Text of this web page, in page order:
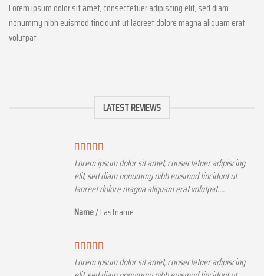
Lorem ipsum dolor sit amet, consectetuer adipiscing elit, sed diam
nonummy nibh euismod tincidunt ut laoreet dolore magna aliquam erat
volutpat.
LATEST REVIEWS
Lorem ipsum dolor sit amet, consectetuer
elit, sed diam nonummy nibh euismod tincidunt ut
laoreet dolore magna aliquam erat volutpat….
Name/Lastname
Lorem ipsum dolor sit amet, consectetuer